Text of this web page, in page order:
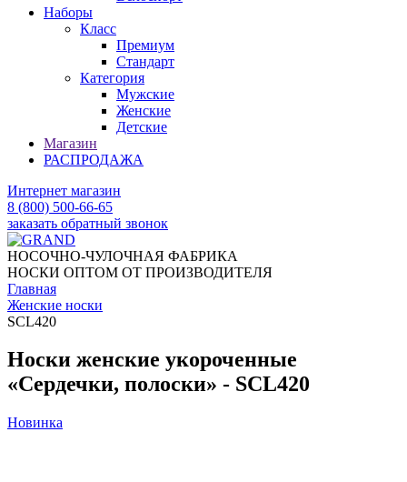
Наборы
Класс
Премиум
Стандарт
Категория
Мужские
Женские
Детские
Магазин
РАСПРОДАЖА
Интернет магазин
8 (800) 500-66-65
заказать обратный звонок
НОСОЧНО-ЧУЛОЧНАЯ ФАБРИКА
НОСКИ ОПТОМ ОТ ПРОИЗВОДИТЕЛЯ
Главная
Женские носки
SCL420
Носки женские укороченные
«Сердечки, полоски» - SCL420
Новинка